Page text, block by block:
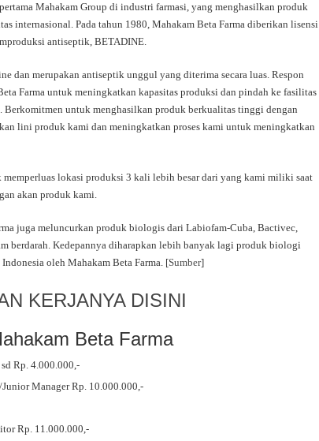
Mahakam Group di industri farmasi, yang menghasilkan produk
internasional. Pada tahun 1980, Mahakam Beta Farma diberikan lisensi
antiseptik, BETADINE.
dan merupakan antiseptik unggul yang diterima secara luas. Respon
Farma untuk meningkatkan kapasitas produksi dan pindah ke fasilitas
Berkomitmen untuk menghasilkan produk berkualitas tinggi dengan
lini produk kami dan meningkatkan proses kami untuk meningkatkan
memperluas lokasi produksi 3 kali lebih besar dari yang kami miliki saat
akan produk kami.
juga meluncurkan produk biologis dari Labiofam-Cuba, Bactivec,
berdarah. Kedepannya diharapkan lebih banyak lagi produk biologi
oleh Mahakam Beta Farma. [Sumber]
KERJANYA DISINI
Beta Farma
Rp. 4.000.000,-
Manager Rp. 10.000.000,-
Rp. 11.000.000,-